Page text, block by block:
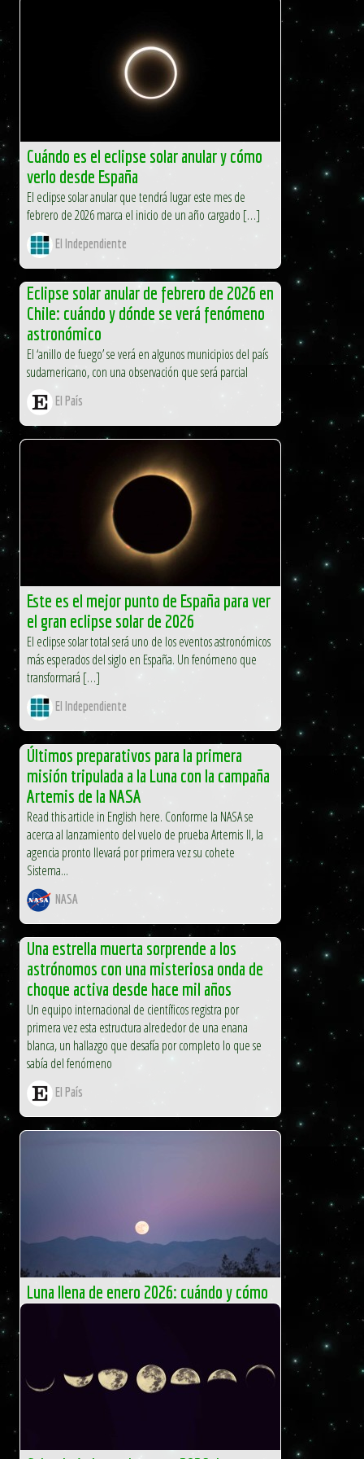
Cuándo es el eclipse solar anular y cómo
verlo desde España
El eclipse solar anular que tendrá lugar este mes de
febrero de 2026 marca el inicio de un año cargado […]
El Independiente
Eclipse solar anular de febrero de 2026 en
Chile: cuándo y dónde se verá fenómeno
astronómico
El ‘anillo de fuego’ se verá en algunos municipios del país
sudamericano, con una observación que será parcial
El País
Este es el mejor punto de España para ver
el gran eclipse solar de 2026
El eclipse solar total será uno de los eventos astronómicos
más esperados del siglo en España. Un fenómeno que
transformará […]
El Independiente
Últimos preparativos para la primera
misión tripulada a la Luna con la campaña
Artemis de la NASA
Read this article in English here. Conforme la NASA se
acerca al lanzamiento del vuelo de prueba Artemis II, la
agencia pronto llevará por primera vez su cohete
Sistema...
NASA
Una estrella muerta sorprende a los
astrónomos con una misteriosa onda de
choque activa desde hace mil años
Un equipo internacional de científicos registra por
primera vez esta estructura alrededor de una enana
blanca, un hallazgo que desafía por completo lo que se
sabía del fenómeno
El País
Luna llena de enero 2026: cuándo y cómo